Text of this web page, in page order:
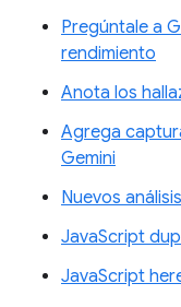
Pregúntale a
rendimiento
Anota los
Agrega
Gemini
Nuevos
JavaScript
JavaScript